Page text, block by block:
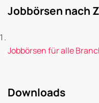
Jobbörsen nach
Jobbörsen für alle
Downloads